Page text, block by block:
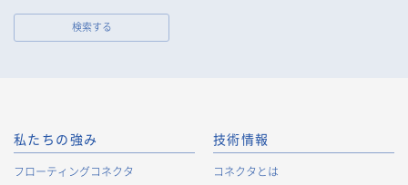
検索する
私たちの強み
フローティングコネクタ
技術情報
コネクタとは